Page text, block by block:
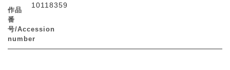
作品
番
号/Accession
number
10118359